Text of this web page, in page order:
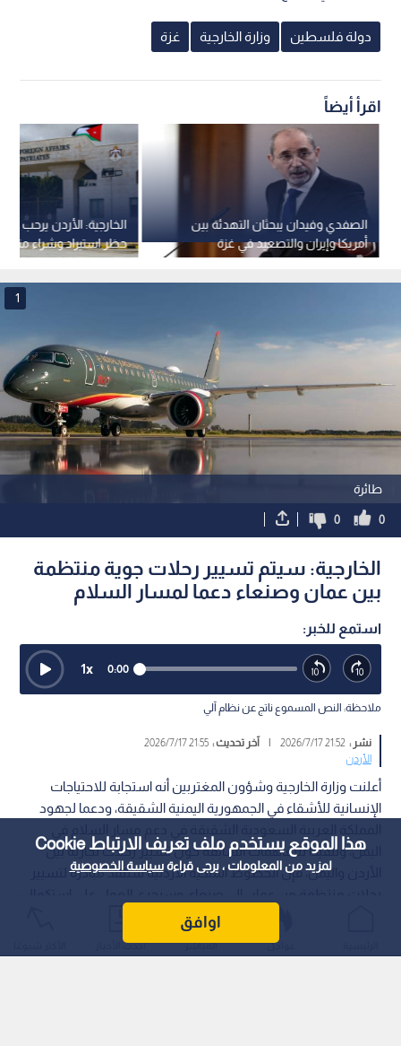
هذا الموقع يستخدم ملف تعريف الارتباط Cookie
لمزيد من المعلومات ، يرجى قراءةسياسة الخصوصية
اوافق
دولة فلسطين وزارة الخارجية غزة
اقرأ أيضاً
الخارجية: الأردن يرحب
حظر استيراد وشراء
المستوطنات الإسرائيلية
الصفدي وفيدان يبحثان التهدئة بين
أمريكا وإيران والتصعيد في غزة
والقدس
طائرة
1
0
0
الخارجية: سيتم تسيير رحلات جوية منتظمة
بين عمان وصنعاء دعما لمسار السلام
استمع للخبر:
0:00
1x
ملاحظة: النص المسموع ناتج عن نظام آلي
نشر :21:52 2026/7/17
| آخر تحديث :21:55 2026/7/17
الأردن
أعلنت وزارة الخارجية وشؤون المغتربين أنه استجابة للاحتياجات
الإنسانية للأشقاء في الجمهورية اليمنية الشقيقة، ودعما لجهود
اليمن، وتنفيذا للتفاهمات السابقة حول تسيير رحلات تجارية بين
الأردن واليمن، فإن الخطوط الملكية الأردنية ستنفذ مبادرة لتسيير
الإجراءات الفنية واللوجستية لذلك.
عواجل المباشر أحدث الأخبار